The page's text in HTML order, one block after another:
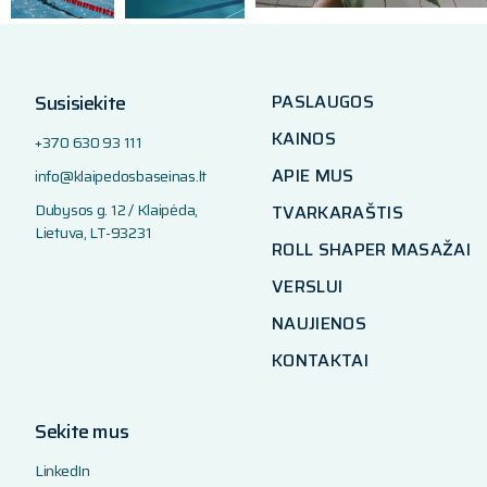
Susisiekite
+370 630 93 111
info@klaipedosbaseinas.lt
Dubysos g. 12 / Klaipėda,
Lietuva, LT-93231
PASLAUGOS
KAINOS
APIE MUS
TVARKARAŠTIS
ROLL SHAPER MASAŽAI
VERSLUI
NAUJIENOS
KONTAKTAI
Sekite mus
LinkedIn